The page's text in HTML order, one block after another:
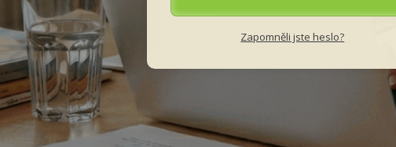
Zapomněli jste heslo?